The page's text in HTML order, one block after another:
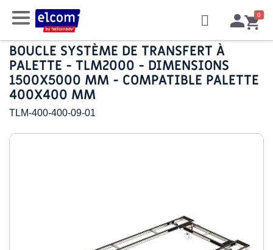
BOUCLE SYSTÈME DE TRANSFERT À
PALETTE - TLM2000 - DIMENSIONS
1500X5000 MM - COMPATIBLE PALETTE
400X400 MM
TLM-400-400-09-01